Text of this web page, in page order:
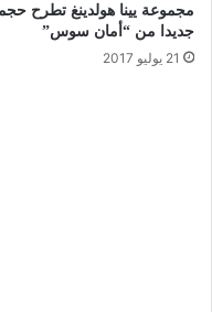
مجموعة يينا هولدينغ تطرح
جديدا من “أمان سوس”
21 يوليو 2017